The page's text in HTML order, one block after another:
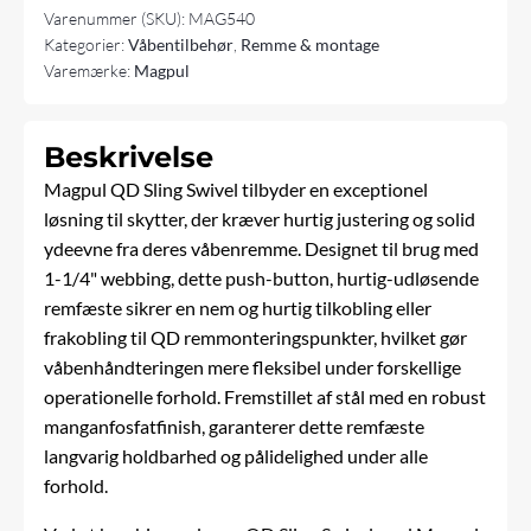
Varenummer (SKU): MAG540
Kategorier:Våbentilbehør Remme & montage
Varemærke: Magpul
Beskrivelse
Magpul QD Sling Swivel tilbyder en exceptionel
løsning til skytter, der kræver hurtig justering og solid
ydeevne fra deres våbenremme. Designet til brug med
1-1/4" webbing, dette push-button, hurtig-udløsende
remfæste sikrer en nem og hurtig tilkobling eller
frakobling til QD remmonteringspunkter, hvilket gør
våbenhåndteringen mere fleksibel under forskellige
operationelle forhold. Fremstillet af stål med en robust
manganfosfatfinish, garanterer dette remfæste
langvarig holdbarhed og pålidelighed under alle
forhold.